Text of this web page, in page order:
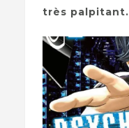
très palpitant.